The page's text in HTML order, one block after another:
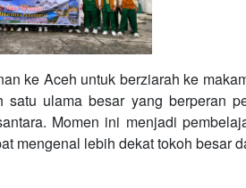
ke Aceh untuk berziarah ke
ulama besar yang berperan
Momen ini menjadi
mengenal lebih dekat tokoh besar